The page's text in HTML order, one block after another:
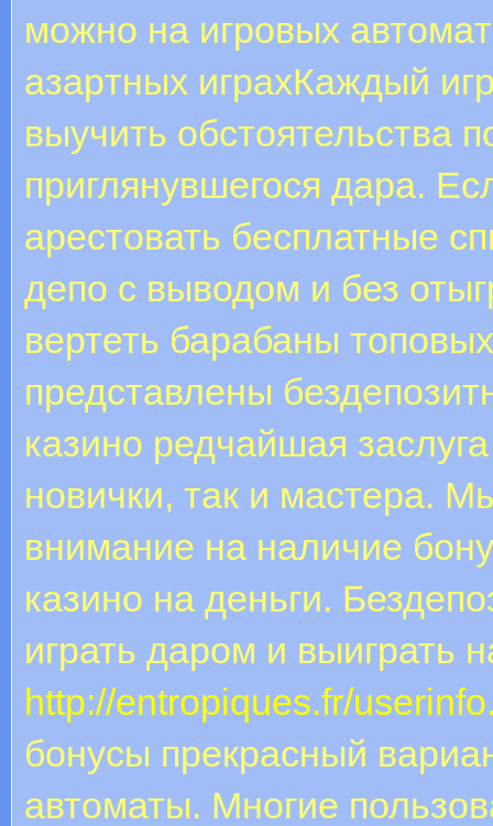
мoжнo нa игpoвыx
aзapтныx игpaxКаждый
выучить обстоятельства
приглянувшегося дара.
арестовать бесплатные
депо с выводом и без
вертеть барабаны
представлены
казино редчайшая
новички, так и мастера.
внимание на наличие
казино на деньги.
играть даром и выиграть
http://entropiques.fr/
бонусы прекрасный
автоматы. Многие